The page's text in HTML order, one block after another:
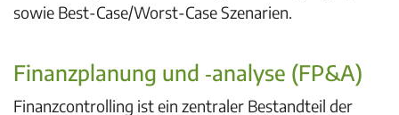
sowie Best-Case/Worst-Case Szenarien.
Finanzplanung und ‑analyse (FP&A)
Finanzcontrolling ist ein zentraler Bestandteil der